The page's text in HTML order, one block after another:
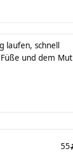
laufen, schnell
und dem Mut
55